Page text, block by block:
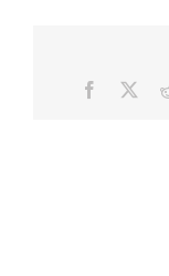
Facebook